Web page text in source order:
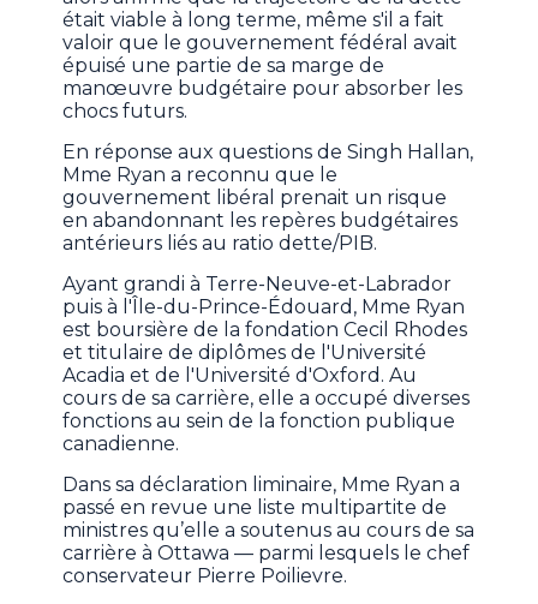
était viable à long terme, même s'il a fait
valoir que le gouvernement fédéral avait
épuisé une partie de sa marge de
manœuvre budgétaire pour absorber les
chocs futurs.
En réponse aux questions de Singh Hallan,
Mme Ryan a reconnu que le
gouvernement libéral prenait un risque
en abandonnant les repères budgétaires
antérieurs liés au ratio dette/PIB.
Ayant grandi à Terre-Neuve-et-Labrador
puis à l'Île-du-Prince-Édouard, Mme Ryan
est boursière de la fondation Cecil Rhodes
et titulaire de diplômes de l'Université
Acadia et de l'Université d'Oxford. Au
cours de sa carrière, elle a occupé diverses
fonctions au sein de la fonction publique
canadienne.
Dans sa déclaration liminaire, Mme Ryan a
passé en revue une liste multipartite de
ministres qu’elle a soutenus au cours de sa
carrière à Ottawa — parmi lesquels le chef
conservateur Pierre Poilievre.